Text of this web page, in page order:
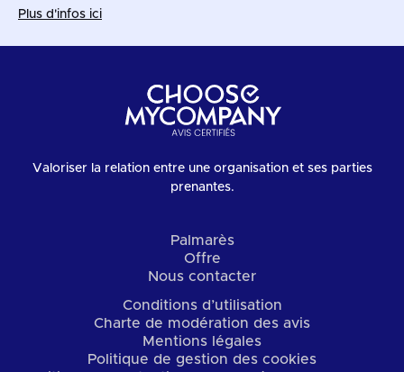
Plus d'infos ici
Valoriser la relation entre une organisation et ses parties
prenantes.
Palmarès
Offre
Nous contacter
Conditions d’utilisation
Charte de modération des avis
Mentions légales
Politique de gestion des cookies